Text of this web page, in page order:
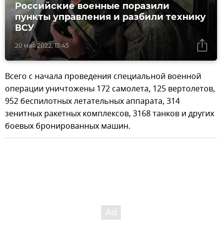
20 мая 2022, 13:45
Российские военные поразили
пункты управления и разбили технику
ВСУ
Всего с начала проведения специальной военной
операции уничтожены 172 самолета, 125 вертолетов,
952 беспилотных летательных аппарата, 314
зенитных ракетных комплексов, 3168 танков и других
боевых бронированных машин.